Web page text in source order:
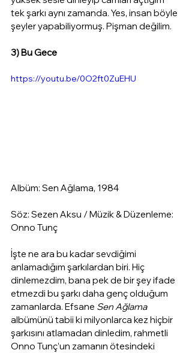
tek şarkı aynı zamanda. Yes, insan böyle
şeyler yapabiliyormuş. Pişman değilim.
3) Bu Gece
https://youtu.be/0O2ft0ZuEHU
Albüm: Sen Ağlama, 1984
Söz: Sezen Aksu / Müzik & Düzenleme:
Onno Tunç
İşte ne ara bu kadar sevdiğimi
anlamadığım şarkılardan biri. Hiç
dinlemezdim, bana pek de bir şey ifade
etmezdi bu şarkı daha genç olduğum
zamanlarda. Efsane Sen Ağlama
albümünü tabii ki milyonlarca kez hiçbir
şarkısını atlamadan dinledim, rahmetli
Onno Tunç’un zamanın ötesindeki